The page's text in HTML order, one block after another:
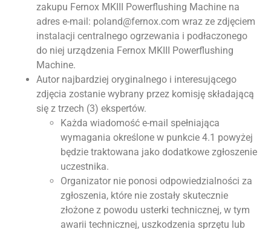
zakupu Fernox MKIII Powerflushing Machine na
adres e-mail: poland@fernox.com wraz ze zdjęciem
instalacji centralnego ogrzewania i podłaczonego
do niej urządzenia Fernox MKIII Powerflushing
Machine.
Autor najbardziej oryginalnego i interesującego
zdjęcia zostanie wybrany przez komisję składającą
się z trzech (3) ekspertów.
Każda wiadomość e-mail spełniająca
wymagania określone w punkcie 4.1 powyżej
będzie traktowana jako dodatkowe zgłoszenie
uczestnika.
Organizator nie ponosi odpowiedzialności za
zgłoszenia, które nie zostały skutecznie
złożone z powodu usterki technicznej, w tym
awarii technicznej, uszkodzenia sprzętu lub